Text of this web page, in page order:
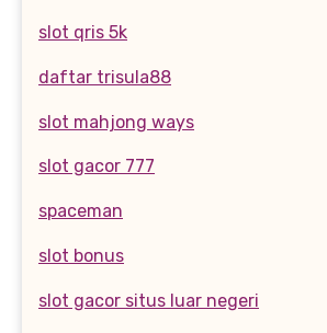
slot qris 5k
daftar trisula88
slot mahjong ways
slot gacor 777
spaceman
slot bonus
slot gacor situs luar negeri